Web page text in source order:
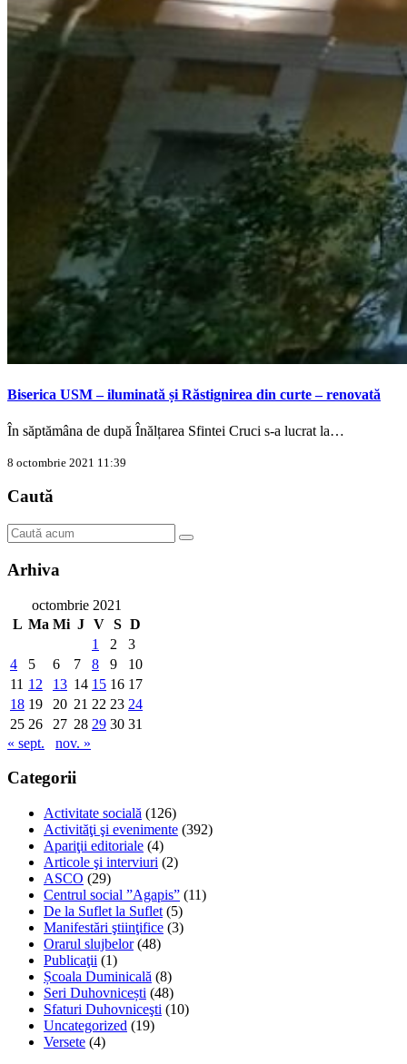
Biserica USM – iluminată și Răstignirea din curte – renovată
În săptămâna de după Înălțarea Sfintei Cruci s-a lucrat la…
8 octombrie 2021 11:39
Caută
Arhiva
octombrie 2021
L Ma Mi J V S D
1
2
3
4
5 6 7 8 9
10
11 12 13 14 15 16 17
18 19 20 21 22 23 24
25 26 27 28 29 30 31
« sept.
nov. »
Categorii
Activitate socială (126)
Activităţi şi evenimente (392)
Apariţii editoriale (4)
Articole şi interviuri (2)
ASCO (29)
Centrul social ”Agapis” (11)
De la Suflet la Suflet (5)
Manifestări ştiinţifice (3)
Orarul slujbelor(48)
Publicaţii (1)
Școala Duminicală (8)
Seri Duhovnicești (48)
Sfaturi Duhovniceşti (10)
Uncategorized (19)
Versete (4)